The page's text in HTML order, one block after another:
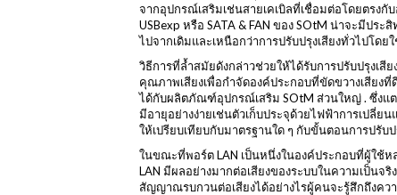
จากอุปกรณ์เสริมเช่นสายเคเบิลที่เชื่อมต่อโดยตรง
USBexp หรือ SATA & FAN ของ SOtM น่าจะมีปร
ไปจากเดิมและเหนือกว่าการปรับปรุงเสียงทั่วไปโด
วิธีการที่ล้ำสมัยดังกล่าวช่วยให้ได้รับการปรับปรุงเสี
คุณภาพเสียงเพื่อกำจัดองค์ประกอบที่ขัดขวางเสียง
ได้กับผลิตภัณฑ์อุปกรณ์เสริม SOtM ส่วนใหญ่ . ซึ่งแต
มีอายุอย่างง่ายเช่นตัวเก็บประจุด้วยไฟฟ้าการเปลี่ย
ให้เปรียบเทียบกับมาตรฐานใด ๆ กับขั้นตอนการปรับป
ในขณะที่พอร์ต LAN เป็นหนึ่งในองค์ประกอบที่ผู้ใ
LAN มีผลอย่างมากต่อเสียงของระบบในความเป็น
สัญญาณรบกวนต่อเสียงได้อย่างไรผู้คนจะรู้สึกถึงคว